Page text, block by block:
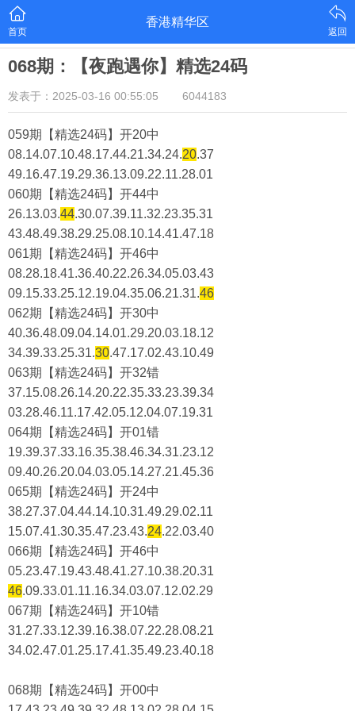
首页
香港精华区
返回
068期：【夜跑遇你】精选24码
发表于：2025-03-16 00:55:05 6044183
059期【精选24码】开20中
08.14.07.10.48.17.44.21.34.24.20.37
49.16.47.19.29.36.13.09.22.11.28.01
060期【精选24码】开44中
26.13.03.44.30.07.39.11.32.23.35.31
43.48.49.38.29.25.08.10.14.41.47.18
061期【精选24码】开46中
08.28.18.41.36.40.22.26.34.05.03.43
09.15.33.25.12.19.04.35.06.21.31.46
062期【精选24码】开30中
40.36.48.09.04.14.01.29.20.03.18.12
34.39.33.25.31.30.47.17.02.43.10.49
063期【精选24码】开32错
37.15.08.26.14.20.22.35.33.23.39.34
03.28.46.11.17.42.05.12.04.07.19.31
064期【精选24码】开01错
19.39.37.33.16.35.38.46.34.31.23.12
09.40.26.20.04.03.05.14.27.21.45.36
065期【精选24码】开24中
38.27.37.04.44.14.10.31.49.29.02.11
15.07.41.30.35.47.23.43.24.22.03.40
066期【精选24码】开46中
05.23.47.19.43.48.41.27.10.38.20.31
46.09.33.01.11.16.34.03.07.12.02.29
067期【精选24码】开10错
31.27.33.12.39.16.38.07.22.28.08.21
34.02.47.01.25.17.41.35.49.23.40.18
068期【精选24码】开00中